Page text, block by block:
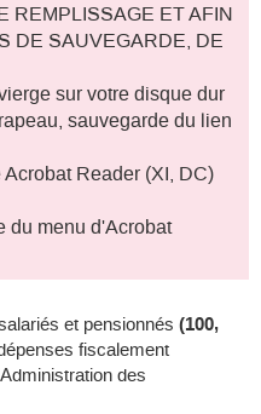
REMPLISSAGE ET AFIN
DE SAUVEGARDE, DE
sur votre disque dur
sauvegarde du lien
Reader (XI, DC)
du menu d'Acrobat
et pensionnés (100,
fiscalement
des